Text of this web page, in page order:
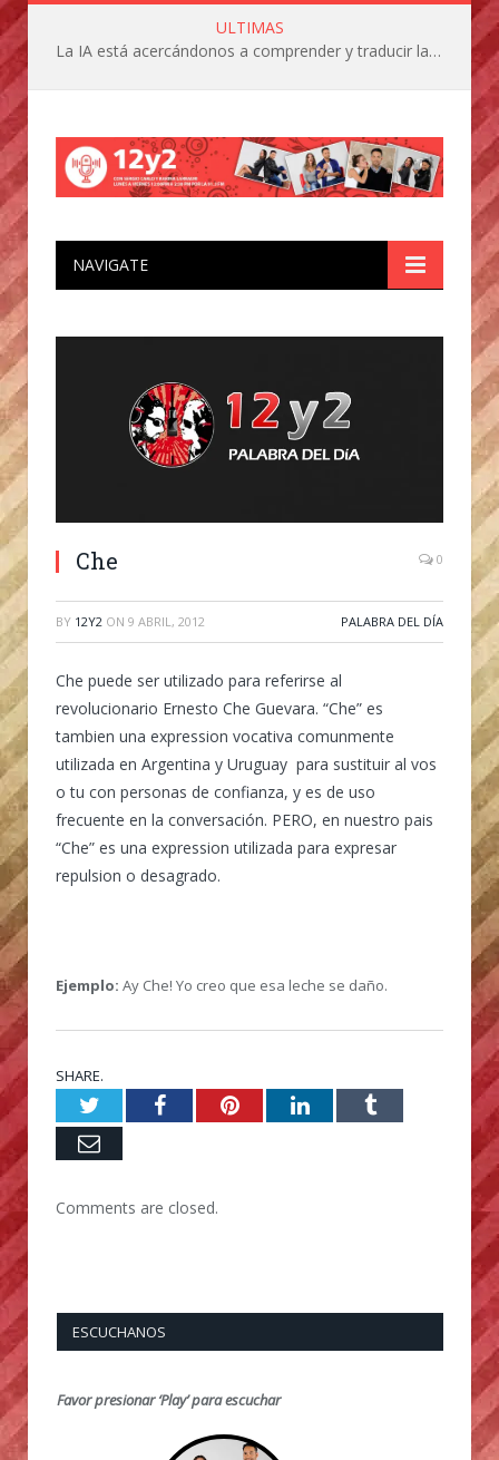
ULTIMAS
La IA está acercándonos a comprender y traducir las vocalizaciones y comportamientos de nuestras mascotas
NAVIGATE
Che 0
BY 12Y2 ON 9 ABRIL, 2012 PALABRA DEL DÍA
Che puede ser utilizado para referirse al
revolucionario Ernesto Che Guevara. “Che” es
tambien una expression vocativa comunmente
utilizada en Argentina y Uruguay para sustituir al vos
o tu con personas de confianza, y es de uso
frecuente en la conversación. PERO, en nuestro pais
“Che” es una expression utilizada para expresar
repulsion o desagrado.
Ejemplo: Ay Che! Yo creo que esa leche se daño.
SHARE.
TwitterFacebookPinterestLinkedInTumblr
Email
Comments are closed.
ESCUCHANOS
Favor presionar ‘Play’ para escuchar